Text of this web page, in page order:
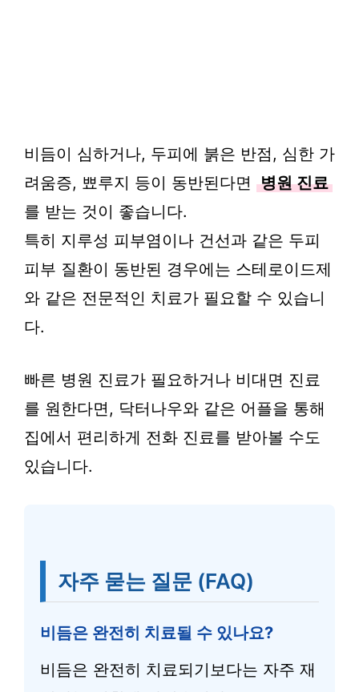
비듬이 심하거나, 두피에 붉은 반점, 심한 가
려움증, 뾰루지 등이 동반된다면 병원 진료
를 받는 것이 좋습니다.
특히 지루성 피부염이나 건선과 같은 두피
피부 질환이 동반된 경우에는 스테로이드제
와 같은 전문적인 치료가 필요할 수 있습니
다.
빠른 병원 진료가 필요하거나 비대면 진료
를 원한다면, 닥터나우와 같은 어플을 통해
집에서 편리하게 전화 진료를 받아볼 수도
있습니다.
자주 묻는 질문 (FAQ)
비듬은 완전히 치료될 수 있나요?
비듬은 완전히 치료되기보다는 자주 재